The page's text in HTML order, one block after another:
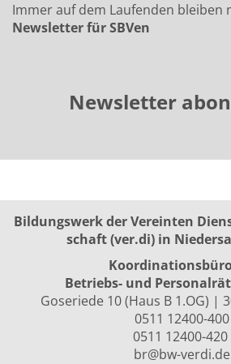
Immer auf dem Laufenden bleiben
Newsletter für SBVen
Newsletter
Bildungswerk der Vereinten
schaft (ver.di) in
Betriebs- und
Goseriede 10 (Haus B 1.OG) |
0511 12400-400
0511 12400-420
br@bw-verdi.de